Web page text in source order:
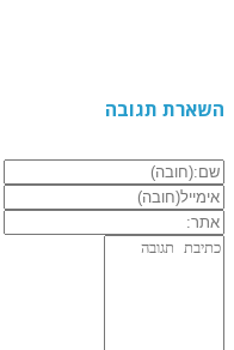
השארת תגובה